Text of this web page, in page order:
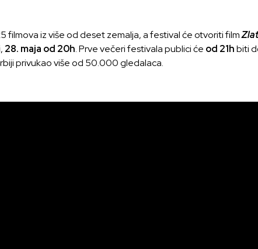
filmova iz više od deset zemalja, a festival će otvoriti film
28. maja od 20h. Prve večeri festivala publici će od 21hbiti
privukao više od 50.000 gledalaca.